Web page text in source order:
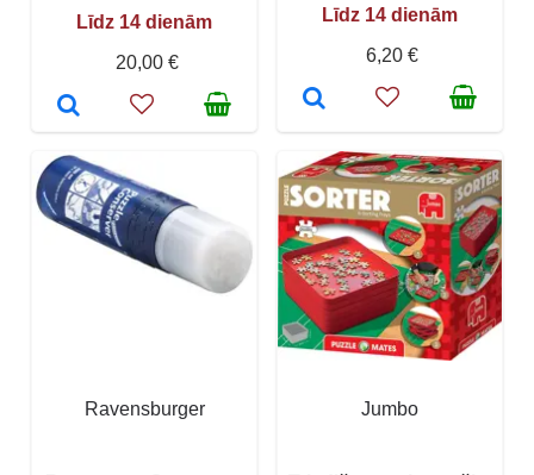
Līdz 14 dienām
20,00 €
Līdz 14 dienām
6,20 €
Ravensburger Jumbo